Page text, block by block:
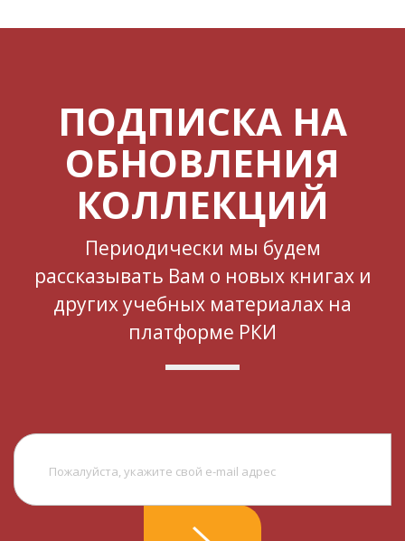
ПОДПИСКА НА
ОБНОВЛЕНИЯ
КОЛЛЕКЦИЙ
Периодически мы будем
рассказывать Вам о новых книгах и
других учебных материалах на
платформе РКИ